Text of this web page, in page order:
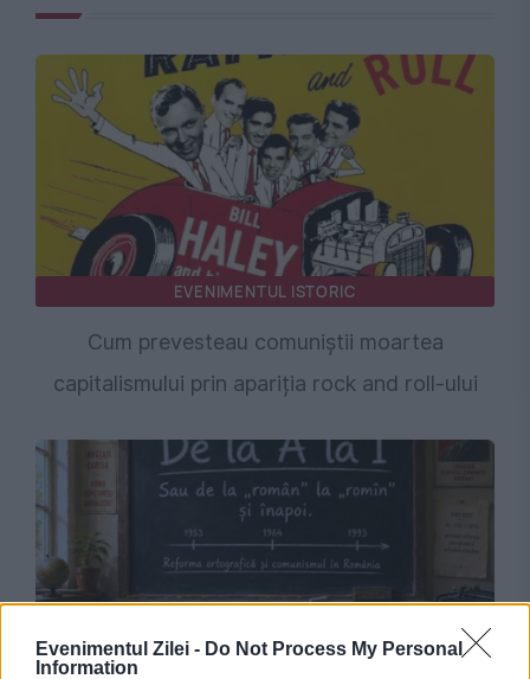
Evenimentul Zilei - Do Not Process My Personal
Information
EVENIMENTUL ISTORIC
Cum prevesteau comuniștii moartea
capitalismului prin apariția rock and roll-ului